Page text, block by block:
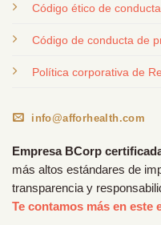
Código ético de conducta
Código de conducta de
Política corporativa de
info@afforhealth.com
Empresa BCorp
más altos estándares de
transparencia y
Te contamos más en este